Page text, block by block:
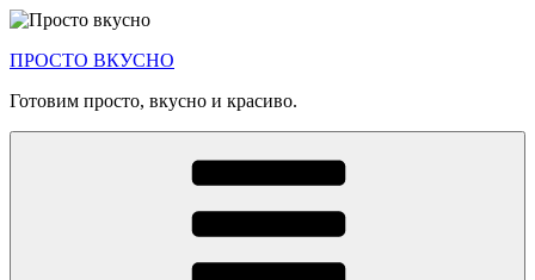
Перейти
содержимому
ПРОСТО ВКУСНО
Готовим просто, вкусно и красиво.